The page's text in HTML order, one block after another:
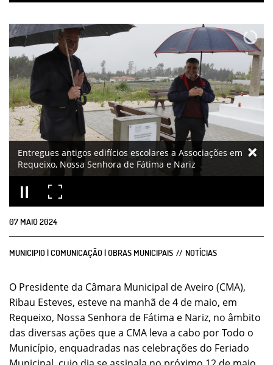
Entregues antigos edifícios escolares a Associações em
Requeixo, Nossa Senhora de Fátima e Nariz
07 MAIO2024
MUNICIPIO | COMUNICAÇÃO | OBRAS MUNICIPAIS NOTÍCIAS
O Presidente da Câmara Municipal de Aveiro (CMA),
Ribau Esteves, esteve na manhã de 4 de maio, em
Requeixo, Nossa Senhora de Fátima e Nariz, no âmbito
das diversas ações que a CMA leva a cabo por Todo o
Município, enquadradas nas celebrações do Feriado